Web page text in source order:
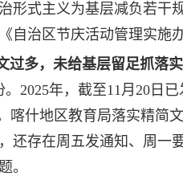
形式主义为基层减负若干
自治区节庆活动管理实施
过多，未给基层留足抓落
2025年，截至11月20日
喀什地区教育局落实精简
还存在周五发通知、周一
。